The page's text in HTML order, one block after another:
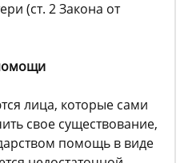
(ст. 2 Закона от
лица, которые сами
свое существование,
помощь в виде